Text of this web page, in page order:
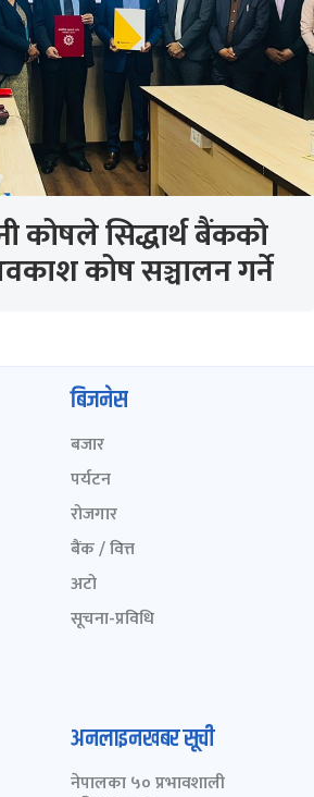
कोषले सिद्धार्थ बैंकको
कोष सञ्चालन गर्ने
बिजनेस
बजार
पर्यटन
रोजगार
बैंक / वित्त
अटो
सूचना-प्रविधि
अनलाइनखबर सूची
नेपालका ५० प्रभावशाली